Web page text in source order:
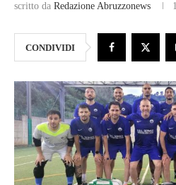
scritto da Redazione Abruzzonews
CONDIVIDI